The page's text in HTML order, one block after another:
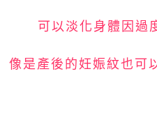
可以淡化身體因過
像是產後的妊娠紋也